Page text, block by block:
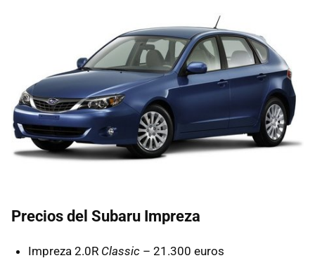
Precios del Subaru Impreza
Impreza 2.0R Classic – 21.300 euros